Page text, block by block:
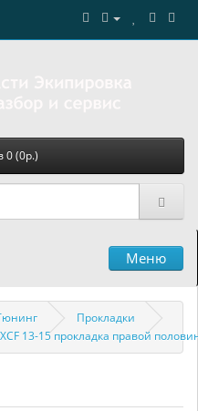
0 (0р.)
Меню
Прокладки
XCF 13-15 прокладка правой